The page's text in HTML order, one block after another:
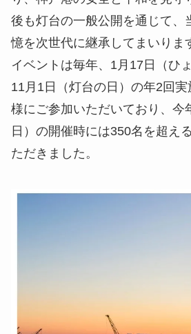
後も灯台の一般公開を通じて、
憶を次世代に継承してまいりま
イベントは毎年、1月17日（ひ
11月1日（灯台の日）の年2回
様にご参加いただいており、今
日）の開催時には350名を超え
ただきました。